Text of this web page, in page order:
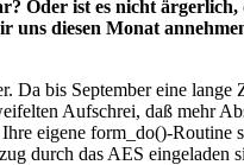
Oder ist es nicht
diesen Monat
bis September eine
Aufschrei, daß mehr
eigene form_do()-
durch das AES eingeladen